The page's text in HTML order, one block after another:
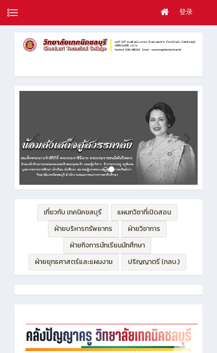
登录
เกี่ยวกับ เทคนิคชลบุรี
แผนกวิชาที่เปิดสอน
ฝ่ายบริหารทรัพยากร
ฝ่ายวิชาการ
ฝ่ายกิจการนักเรียนนักศึกษา
ฝ่ายยุทธศาสตร์และแผนงาน
ปริญญาตรี (ทลบ.)